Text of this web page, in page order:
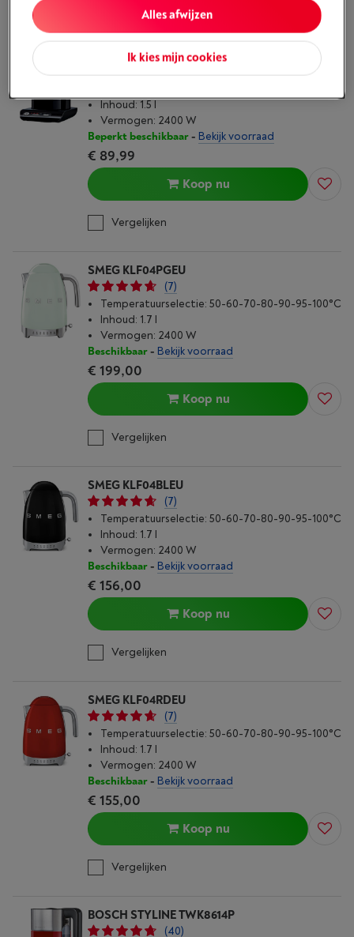
Vergelijken
BOSCH STYLINE TWK8613P
Inhoud: 1.5 l
Vermogen: 2400 W
Beperkt beschikbaar- Bekijk voorraad
€ 89,99
Koop nu
Vergelijken
SMEG KLF04PGEU
(7)
Temperatuurselectie: 50-60-70-80-90-95-100°C
Inhoud: 1.7 l
Vermogen: 2400 W
Beschikbaar- Bekijk voorraad
€ 199,00
Koop nu
Vergelijken
SMEG KLF04BLEU
(7)
Temperatuurselectie: 50-60-70-80-90-95-100°C
Inhoud: 1.7 l
Vermogen: 2400 W
Beschikbaar- Bekijk voorraad
€ 156,00
Koop nu
Vergelijken
SMEG KLF04RDEU
(7)
Temperatuurselectie: 50-60-70-80-90-95-100°C
Inhoud: 1.7 l
Vermogen: 2400 W
Beschikbaar- Bekijk voorraad
€ 155,00
Koop nu
Vergelijken
BOSCH STYLINE TWK8614P
(40)
Ik kies mijn cookies
Alles afwijzen